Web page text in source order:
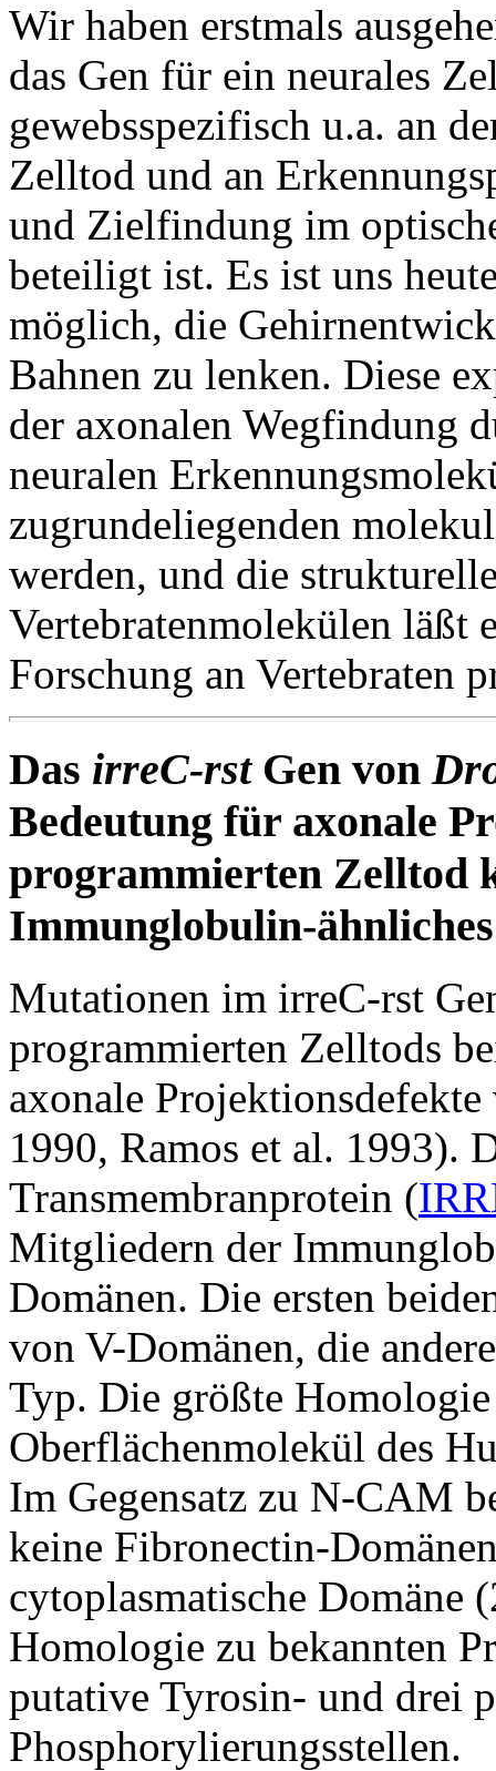
Wir haben erstmals
das Gen für ein neurales
gewebsspezifisch u.a. an
Zelltod und an
und Zielfindung im
beteiligt ist. Es ist uns
möglich, die
Bahnen zu lenken. Diese
der axonalen Wegfindung
neuralen
zugrundeliegenden
werden, und die
Vertebratenmolekülen läßt
Forschung an Vertebraten
Das irreC-rstGen von
Bedeutung für axonale
programmierten Zelltod
Immunglobulin-
Mutationen im irreC-rst
programmierten Zelltods
axonale
1990, Ramos et al. 1993).
Transmembranprotein (
Mitgliedern der
Domänen. Die ersten
von V-Domänen, die
Typ. Die größte
Oberflächenmolekül des
Im Gegensatz zu N-CAM
keine Fibronectin-
cytoplasmatische Domäne
Homologie zu bekannten
putative Tyrosin- und drei
Phosphorylierungsstellen.